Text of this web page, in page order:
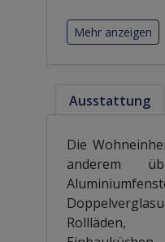
Mehr anzeigen
Ausstattung
Die
anderem
Rollläden,